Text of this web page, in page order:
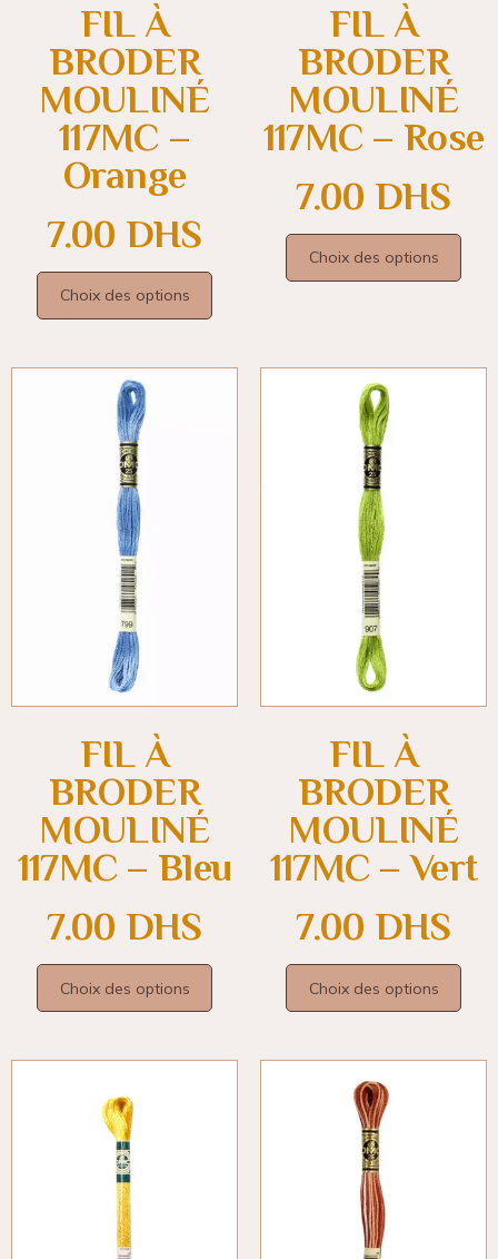
FIL À
BRODER
MOULINÉ
117MC –
Orange
7.00 DHS
Choix des options
FIL À
BRODER
MOULINÉ
117MC – Rose
7.00 DHS
Choix des options
FIL À
BRODER
MOULINÉ
117MC – Bleu
7.00 DHS
Choix des options
FIL À
BRODER
MOULINÉ
117MC – Vert
7.00 DHS
Choix des options